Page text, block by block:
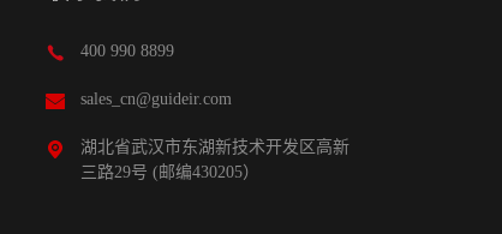
400 990 8899
sales_cn@guideir.com
湖北省武汉市东湖新技术开发区高新
三路29号 (邮编430205）